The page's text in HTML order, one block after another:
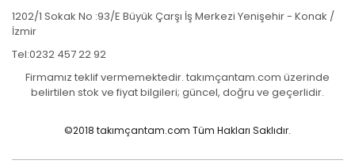
1202/1 Sokak No :93/E Büyük Çarşı İş Merkezi Yenişehir - Konak /
İzmir
Tel:0232 457 22 92
Firmamız teklif vermemektedir. takımçantam.com üzerinde
belirtilen stok ve fiyat bilgileri; güncel, doğru ve geçerlidir.
©2018 takımçantam.com Tüm Hakları Saklıdır.